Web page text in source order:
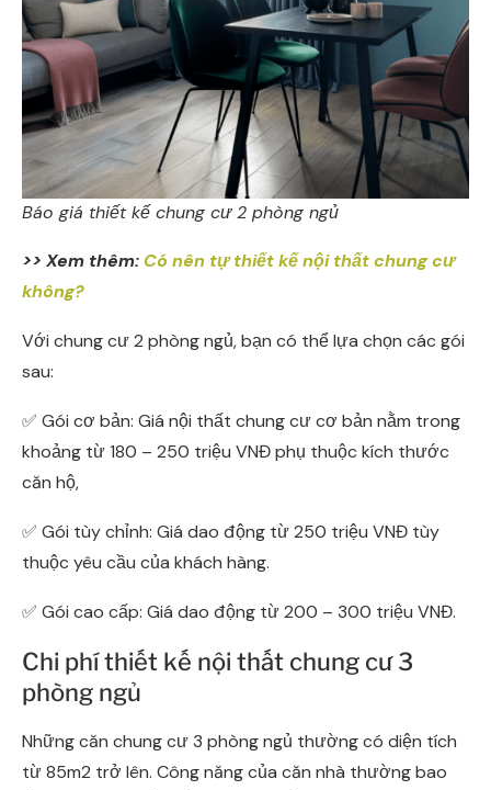
Báo giá thiết kế chung cư 2 phòng ngủ
>> Xem thêm: Có nên tự thiết kế nội thất chung cư
không?
Với chung cư 2 phòng ngủ, bạn có thể lựa chọn các gói
sau:
✅ Gói cơ bản: Giá nội thất chung cư cơ bản nằm trong
khoảng từ 180 – 250 triệu VNĐ phụ thuộc kích thước
căn hộ,
✅ Gói tùy chỉnh: Giá dao động từ 250 triệu VNĐ tùy
thuộc yêu cầu của khách hàng.
✅ Gói cao cấp: Giá dao động từ 200 – 300 triệu VNĐ.
Chi phí thiết kế nội thất chung cư 3
phòng ngủ
Những căn chung cư 3 phòng ngủ thường có diện tích
từ 85m2 trở lên. Công năng của căn nhà thường bao